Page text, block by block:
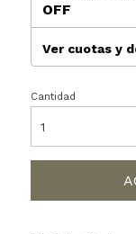
OFF
Ver cuotas y
Cantidad